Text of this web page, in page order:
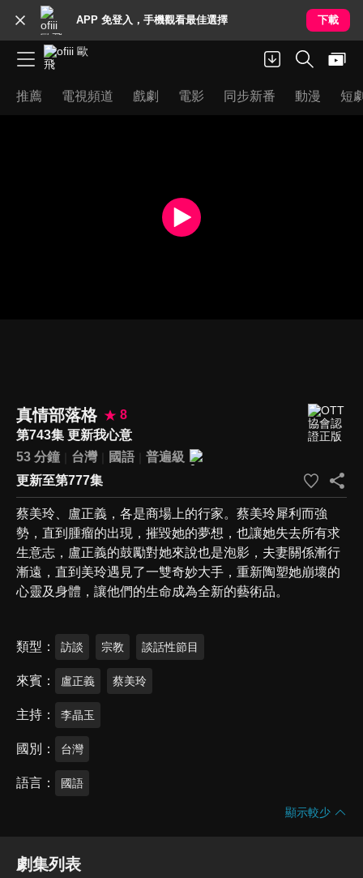
APP 免登入，手機觀看最佳選擇 下載
推薦 電視頻道 戲劇 電影 同步新番 動漫 短
真情部落格
8
第743集 更新我心意
53 分鐘
台灣 國語
普遍級
更新至第777集
蔡美玲、盧正義，各是商場上的行家。蔡美玲犀利而強
勢，直到腫瘤的出現，摧毀她的夢想，也讓她失去所有求
生意志，盧正義的鼓勵對她來說也是泡影，夫妻關係漸行
漸遠，直到美玲遇見了一雙奇妙大手，重新陶塑她崩壞的
心靈及身體，讓他們的生命成為全新的藝術品。
類型 訪談 宗教 談話性節目
來賓 盧正義 蔡美玲
主持 李晶玉
國別 台灣
語言 國語
顯示較少
劇集列表